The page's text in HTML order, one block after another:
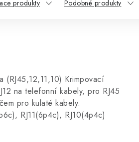
produkty Podobné produkty
(RJ45,12,11,10) Krimpovací
na telefonní kabely, pro RJ45
pro kulaté kabely.
RJ11(6p4c), RJ10(4p4c)